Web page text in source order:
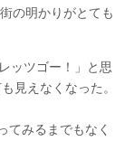
の明かりがとても
ッツゴー！」と思
見えなくなった。
てみるまでもなく